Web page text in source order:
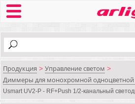
Продукция > Управление светом >
Диммеры для монохромной одноцветной
Usmart UV2-P - RF+Push 1/2-канальный